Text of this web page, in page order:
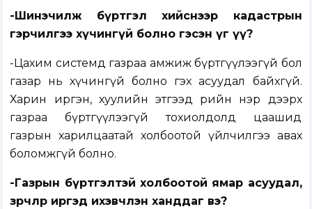
-Шинэчилж бүртгэл хийснээр кадастрын
гэрчилгээ хүчингүй болно гэсэн үг үү?
-Цахим системд газраа амжиж бүртгүүлээгүй бол
газар нь хүчингүй болно гэх асуудал байхгүй.
Харин иргэн, хуулийн этгээд өөрийн нэр дээрх
газраа бүртгүүлээгүй тохиолдолд цаашид
газрын харилцаатай холбоотой үйлчилгээ авах
боломжгүй болно.
-Газрын бүртгэлтэй холбоотой ямар асуудал,
зөрчлөөр иргэд ихэвчлэн ханддаг вэ?